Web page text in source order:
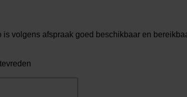
volgens afspraak goed beschikbaar en